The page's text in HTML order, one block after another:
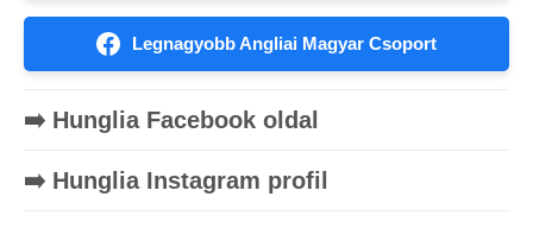
Legnagyobb Angliai Magyar Csoport
➡️ Hunglia Facebook oldal
➡️ Hunglia Instagram profil